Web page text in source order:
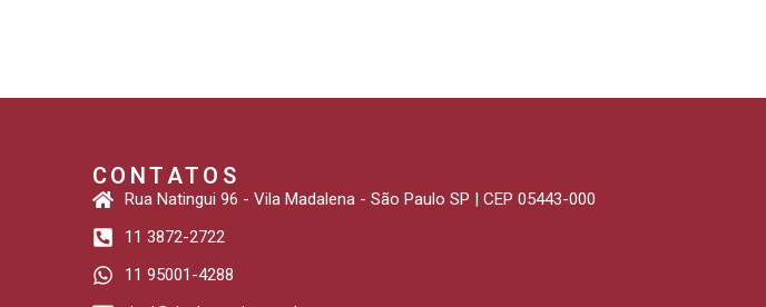
CONTATOS
Rua Natingui 96 - Vila Madalena - São Paulo SP | CEP 05443-000
11 3872-2722
11 95001-4288